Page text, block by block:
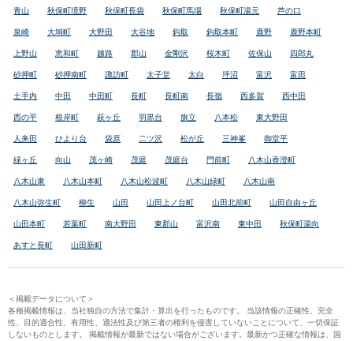
青山 秋保町境野 秋保町長袋 秋保町馬場 秋保町湯元 芦の口
泉崎 大塒町 大野田 大谷地 鈎取 鈎取本町 鹿野 鹿野本町
上野山 恵和町 越路 郡山 金剛沢 桜木町 佐保山 四郎丸
砂押町 砂押南町 諏訪町 太子堂 太白 坪沼 富沢 富田
土手内 中田 中田町 長町 長町南 長嶺 西多賀 西中田
西の平 根岸町 萩ヶ丘 羽黒台 旗立 八本松 東大野田
人来田 ひより台 袋原 二ツ沢 松が丘 三神峯 御堂平
緑ヶ丘 向山 茂ヶ崎 茂庭 茂庭台 門前町 八木山香澄町
八木山東 八木山本町 八木山松波町 八木山緑町 八木山南
八木山弥生町 柳生 山田 山田上ノ台町 山田北前町 山田自由ヶ丘
山田本町 若葉町 南大野田 東郡山 富沢南 東中田 秋保町湯向
あすと長町 山田新町
＜掲載データについて＞
各種掲載情報は、当社独自の方法で集計・算出を行ったものです。 当該情報の正確性、完全
性、目的適合性、有用性、適法性及び第三者の権利を侵害していないことについて、一切保証
しないものとします。 掲載情報が最新ではない場合がございます。最新かつ正確な情報は、国